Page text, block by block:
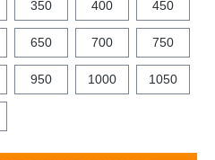
350 400 450
650 700 750
950 1000 1050